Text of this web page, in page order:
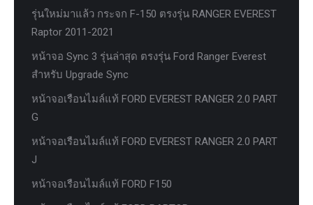
รุ่นใหม่มาแล้ว กระจก F-150 ตรงรุ่น RANGER EVEREST
Raptor 2011-2021
หน้าจอ Sync 3 รุ่นล่าสุด ตรงรุ่น Ford Ranger Everest
สำหรับ Upgrade Sync
หน้าจอเรือนไมล์แท้ FORD EVEREST RANGER 2.0 PART
G
หน้าจอเรือนไมล์แท้ FORD EVEREST RANGER 2.0 PART
J
หน้าจอเรือนไมล์แท้ FORD F150